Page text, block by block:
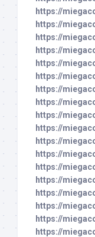
https://
https://
https://
https://
https://
https://
https://
https://
https://
https://
https://
https://
https://
https://
https://
https://
https://
https://